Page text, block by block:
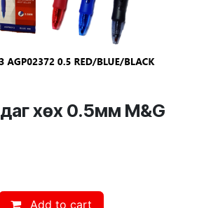
хөх 0.5мм M&G
Add to cart